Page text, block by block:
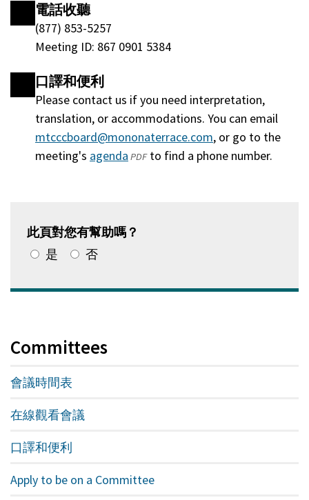
窗
口
中
打
開)
電話收聽
(877) 853-5257
Meeting ID: 867 0901 5384
口譯和便利
Please contact us if you need interpretation,
translation, or accommodations. You can email
mtcccboard@mononaterrace.com, or go to the
meeting's agenda(將
新
口
PDFto find a phone number.
此頁對您有幫助嗎？
是
否
Committees
會議時間表
在線觀看會議
口譯和便利
Apply to be on a Committee